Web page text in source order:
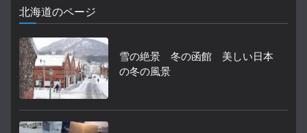
北海道のページ
雪の絶景 冬の函館 美しい日本
の冬の風景